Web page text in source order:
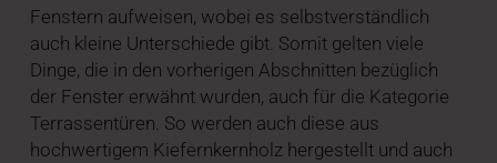
Fenstern aufweisen, wobei es selbstverständlich
auch kleine Unterschiede gibt. Somit gelten viele
Dinge, die in den vorherigen Abschnitten bezüglich
der Fenster erwähnt wurden, auch für die Kategorie
Terrassentüren. So werden auch diese aus
hochwertigem Kiefernkernholz hergestellt und auch